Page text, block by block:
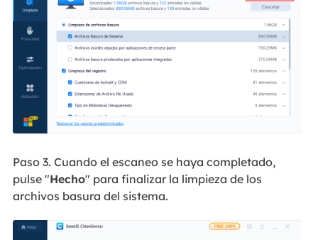
Paso 3. Cuando el escaneo se haya completado,
pulse "Hecho" para finalizar la limpieza de los
archivos basura del sistema.